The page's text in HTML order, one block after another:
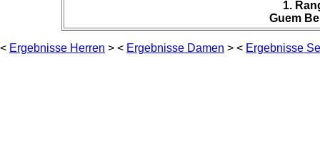
1.
Guem
< Ergebnisse Herren > < Ergebnisse Damen > < Ergebnisse